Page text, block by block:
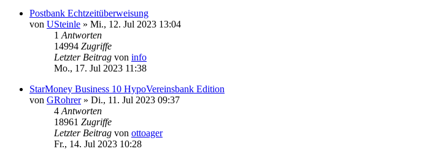
Postbank Echtzeitüberweisung
von USteinle » Mi., 12. Jul 2023 13:04
1 Antworten
14994 Zugriffe
Letzter Beitrag von info
Mo., 17. Jul 2023 11:38
StarMoney Business 10 HypoVereinsbank Edition
von GRohrer» Di., 11. Jul 2023 09:37
4 Antworten
18961 Zugriffe
Letzter Beitrag von ottoager
Fr., 14. Jul 2023 10:28